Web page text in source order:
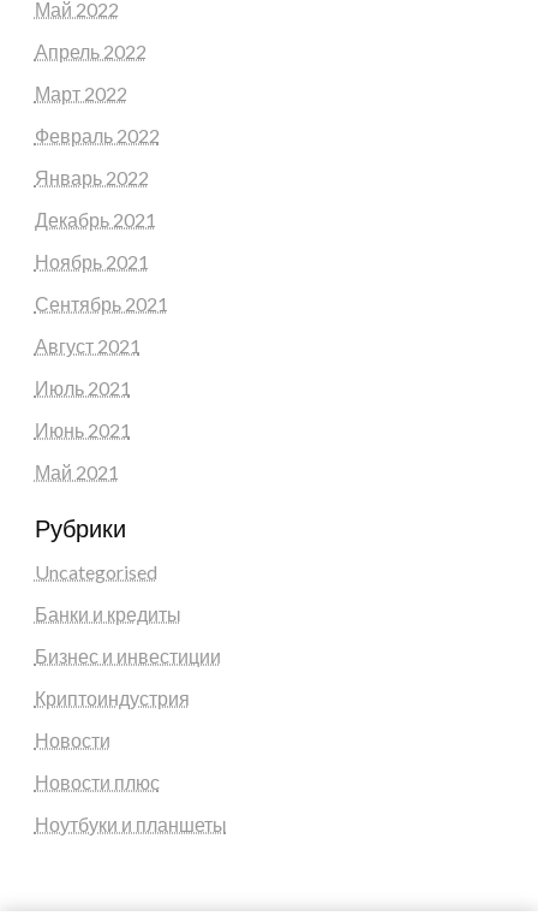
Май 2022
Апрель 2022
Март 2022
Февраль 2022
Январь 2022
Декабрь 2021
Ноябрь 2021
Сентябрь 2021
Август 2021
Июль 2021
Июнь 2021
Май 2021
Рубрики
Uncategorised
Банки и кредиты
Бизнес и инвестиции
Криптоиндустрия
Новости
Новости плюс
Ноутбуки и планшеты